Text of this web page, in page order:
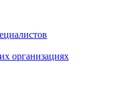
организациях